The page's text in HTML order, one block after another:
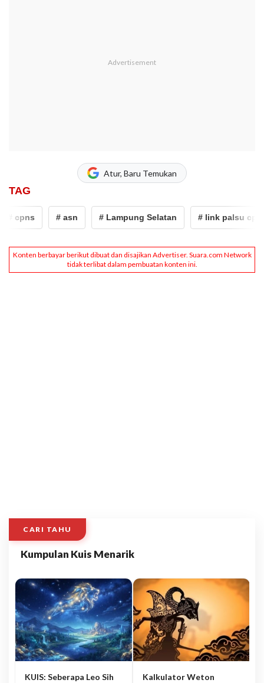
Atur, Baru Temukan
TAG
cpns # asn # Lampung Selatan # link palsu cpns
CARI TAHU
Kumpulan Kuis Menarik
KUIS: Seberapa Leo Sih
Kalkulator Weton